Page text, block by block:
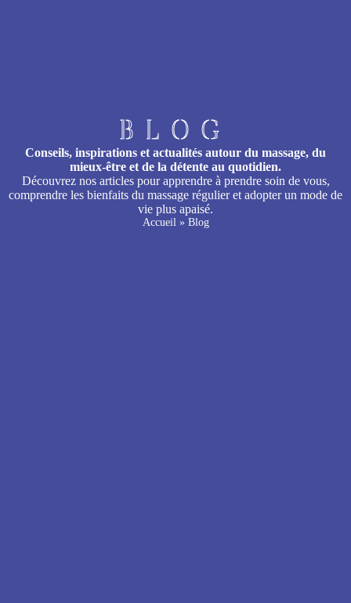
BLOG
Conseils, inspirations et actualités autour du massage, du
mieux-être et de la détente au quotidien.
Découvrez nos articles pour apprendre à prendre soin de vous,
comprendre les bienfaits du massage régulier et adopter un mode de
vie plus apaisé.
Accueil» Blog